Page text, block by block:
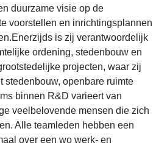
duurzame visie op de
voorstellen en inrichtingsplannen
is zij verantwoordelijk
ordening, stedenbouw en
projecten, waar zij
stedenbouw, openbare ruimte
binnen R&D varieert van
veelbelovende mensen die zich
Alle teamleden hebben een
over een wo werk- en